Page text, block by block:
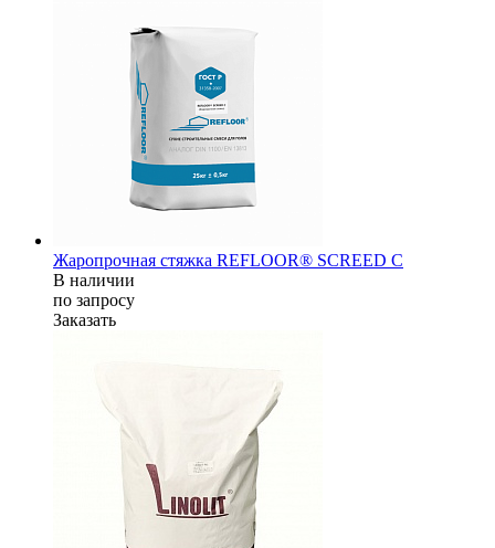
Жаропрочная стяжка REFLOOR® SCREED C
В наличии
по запросу
Заказать